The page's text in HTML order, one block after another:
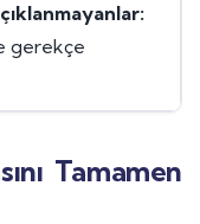
gerekçe
Tamamen